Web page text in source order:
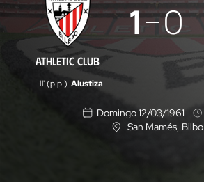
Athletic
Club
-
Real
ATHLETIC CLUB
1 0
11' (p.p.) Alustiza
Domingo 12/03/1961
U
San Mamés , Bilbo